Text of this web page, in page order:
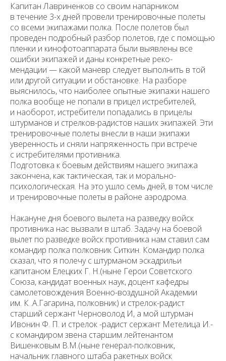
Капитан Лавриненков со своим напарником
в течение 3-х дней про­вели тренировочные полеты
со всеми экипажами полка. После полетов был
проведен подробный разбор полетов, где с помощью
пленки и кинофотоаппарата были выявлены все
ошибки экипажей и даны конкретные реко­
мендации — какой маневр следует выполнить в той
или другой ситуации и обстановке. На разборе
выяснилось, что наиболее опытные экипажи на­шего
полка вообще не попали в прицел истребителей,
и наоборот, истре­бители попадались в прицелы
штурманов и стрелков-радистов наших эки­пажей. Эти
тренировочные полеты внесли в наши экипажи
уверенность и сняли напряженность при встрече
с истребителями противника.
Подготовка к боевым действиям нашего экипажа
закончена, как так­тическая, так и морально-
психологическая. На это ушло семь дней, в том числе
и тренировочные полеты в районе аэродрома.
Накануне дня боевого вылета на разведку войск
противника нас вызвали в штаб. Задачу на боевой
вылет по разведке войск противника нам ставил сам
командир полка полковник Ситкин. Командир полка
ска­зал, что я полечу с штурманом эскадрильи
капитаном Елецких Г. Н.(ныне Герои Советского
Союза, кандидат военных наук, доцент кафедры
самоле­товождения Военно-воздушной Академии
им. К .А.Гагарина, полковник) и стрелок-радист
старший сержант Черноволод И, а мой штурман
Ивонин Ф. П. и стрелок -радист сержант Метелица И.-
с командиром звена старшим лей­тенантом
Вишенковым В.М.(ныне генерал-полковник,
начальник главного штаба ракетных войск